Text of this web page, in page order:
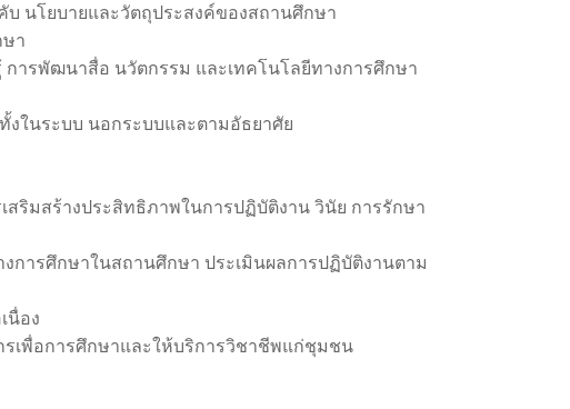
บ นโยบายและวัตถุประสงค์ของสถานศึกษา
า
ารพัฒนาสื่อ นวัตกรรม และเทคโนโลยีทางการศึกษา
งในระบบ นอกระบบและตามอัธยาศัย
สริมสร้างประสิทธิภาพในการปฏิบัติงาน วินัย การรักษา
การศึกษาในสถานศึกษา ประเมินผลการปฏิบัติงานตาม
นื่อง
เพื่อการศึกษาและให้บริการวิชาชีพแก่ชุมชน